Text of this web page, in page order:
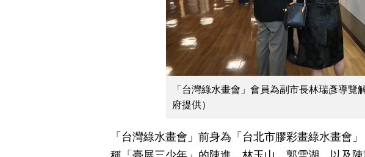
「台灣綠水畫會」會員為副市長林瑞彥導覽
府提供）
「台灣綠水畫會」前身為「台北市膠彩畫綠水畫會